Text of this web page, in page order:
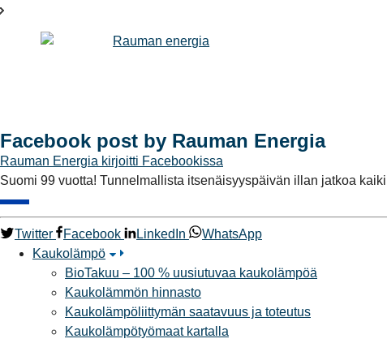
Facebook post by Rauman Energia
Rauman Energia kirjoitti Facebookissa
Suomi 99 vuotta! Tunnelmallista itsenäisyyspäivän illan jatkoa
Twitter Facebook LinkedIn
WhatsApp
Kaukolämpö
BioTakuu – 100 % uusiutuvaa kaukolämpöä
Kaukolämmön hinnasto
Kaukolämpöliittymän saatavuus ja toteutus
Kaukolämpötyömaat kartalla